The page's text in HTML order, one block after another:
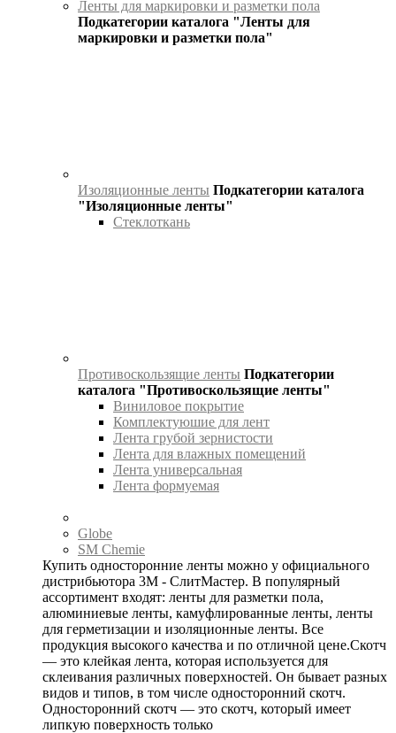
Ленты для маркировки и разметки пола
Подкатегории каталога "Ленты для
маркировки и разметки пола"
Изоляционные ленты Подкатегории каталога
"Изоляционные ленты"
Стеклоткань
Противоскользящие ленты Подкатегории
каталога "Противоскользящие ленты"
Виниловое покрытие
Комплектуюшие для лент
Лента грубой зернистости
Лента для влажных помещений
Лента универсальная
Лента формуемая
Globe
SM Chemie
Купить односторонние ленты можно у официального
дистрибьютора 3М - СлитМастер. В популярный
ассортимент входят: ленты для разметки пола,
алюминиевые ленты, камуфлированные ленты, ленты
для герметизации и изоляционные ленты. Все
продукция высокого качества и по отличной цене.Скотч
— это клейкая лента, которая используется для
склеивания различных поверхностей. Он бывает разных
видов и типов, в том числе односторонний скотч.
Односторонний скотч — это скотч, который имеет
липкую поверхность только